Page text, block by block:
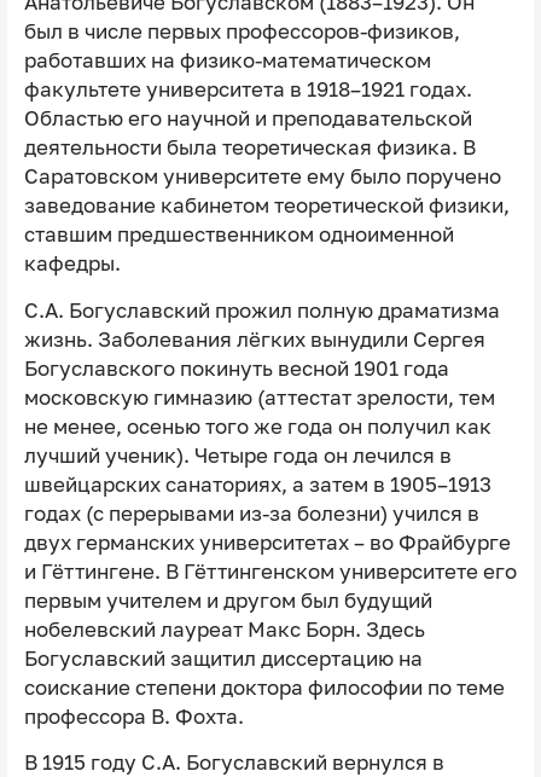
был в числе первых профессоров-физиков,
работавших на физико-математическом
факультете университета в 1918–1921 годах.
Областью его научной и преподавательской
деятельности была теоретическая физика. В
Саратовском университете ему было поручено
заведование кабинетом теоретической физики,
ставшим предшественником одноименной
кафедры.
С.А. Богуславский прожил полную драматизма
жизнь. Заболевания лёгких вынудили Сергея
Богуславского покинуть весной 1901 года
московскую гимназию (аттестат зрелости, тем
не менее, осенью того же года он получил как
лучший ученик). Четыре года он лечился в
швейцарских санаториях, а затем в 1905–1913
годах (с перерывами из-за болезни) учился в
двух германских университетах – во Фрайбурге
и Гёттингене. В Гёттингенском университете его
первым учителем и другом был будущий
нобелевский лауреат Макс Борн. Здесь
Богуславский защитил диссертацию на
соискание степени доктора философии по теме
профессора В. Фохта.
В 1915 году С.А. Богуславский вернулся в